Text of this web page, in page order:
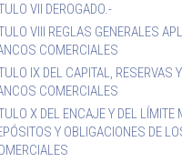
VII DEROGADO.-
VIII REGLAS GENERALES
COMERCIALES
IX DEL CAPITAL, RESERVAS
COMERCIALES
X DEL ENCAJE Y DEL LÍMITE
Y OBLIGACIONES DE